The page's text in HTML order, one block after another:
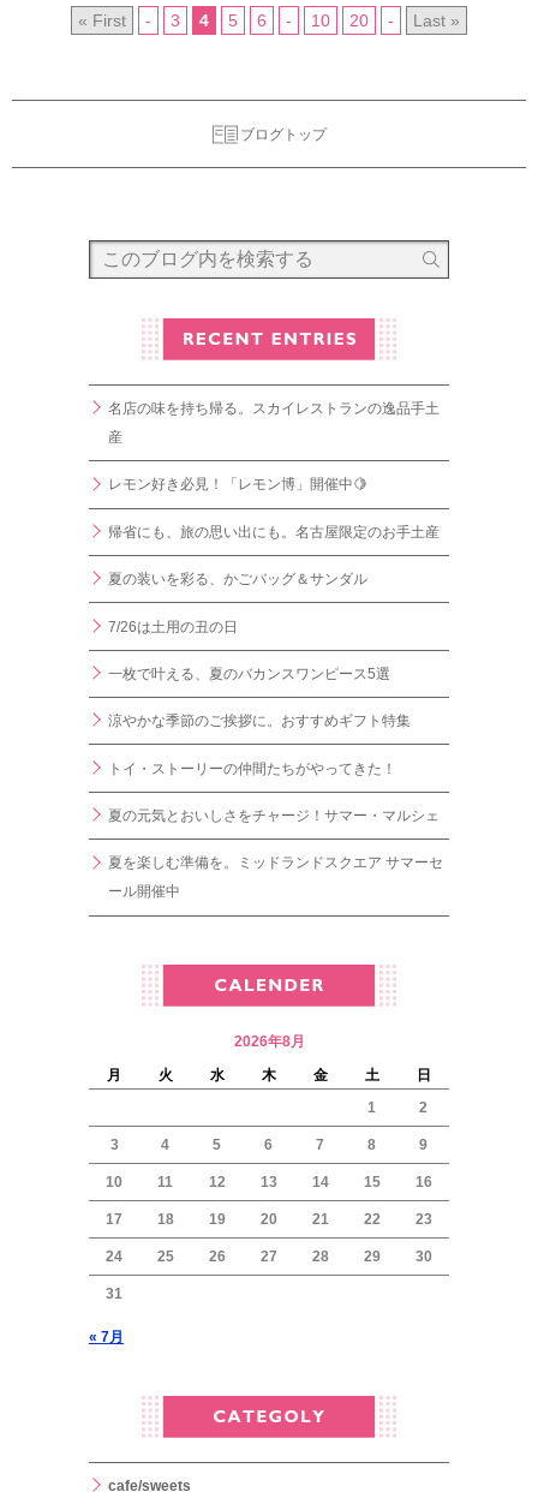
« First - 3 4 5 6 - 10 20 - Last »
ブログトップ
名店の味を持ち帰る。スカイレストランの逸品手土
産
レモン好き必見！「レモン博」開催中🍋
帰省にも、旅の思い出にも。名古屋限定のお手土産
夏の装いを彩る、かごバッグ＆サンダル
7/26は土用の丑の日
一枚で叶える、夏のバカンスワンピース5選
涼やかな季節のご挨拶に。おすすめギフト特集
トイ・ストーリーの仲間たちがやってきた！
夏の元気とおいしさをチャージ！サマー・マルシェ
夏を楽しむ準備を。ミッドランドスクエア サマーセ
ール開催中
2026年8月
月
火 水 木 金 土
日
1
2
3 4 5 6 7 8 9
10 11 12 13 14 15 16
17 18 19 20 21 22 23
24 25 26 27 28 29 30
31
« 7月
cafe/sweets